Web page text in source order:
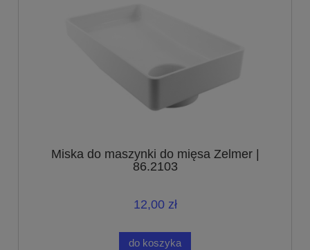
Miska do maszynki do mięsa Zelmer |
86.2103
12,00 zł
do koszyka